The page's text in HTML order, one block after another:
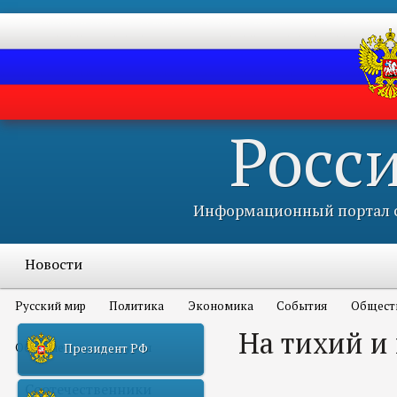
Информационный портал
Новости
Русский мир Политика Экономика События
Объявления и конкурсы
Соотечественники
Президент РФ На тихий